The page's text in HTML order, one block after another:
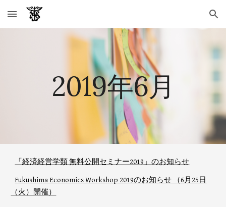
Skip to main content Skip to navigation
2019年6月
「経済経営学類 無料公開セミナー2019」のお知らせ
Fukushima Economics Workshop 2019のお知らせ （6月25日
（火）開催）